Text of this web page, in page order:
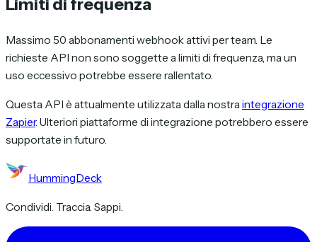
Massimo 50 abbonamenti webhook attivi per team. Le
richieste API non sono soggette a limiti di frequenza, ma un
uso eccessivo potrebbe essere rallentato.
Questa API è attualmente utilizzata dalla nostraintegrazione
Zapier. Ulteriori piattaforme di integrazione potrebbero essere
supportate in futuro.
HummingDeck
Condividi. Traccia. Sappi.